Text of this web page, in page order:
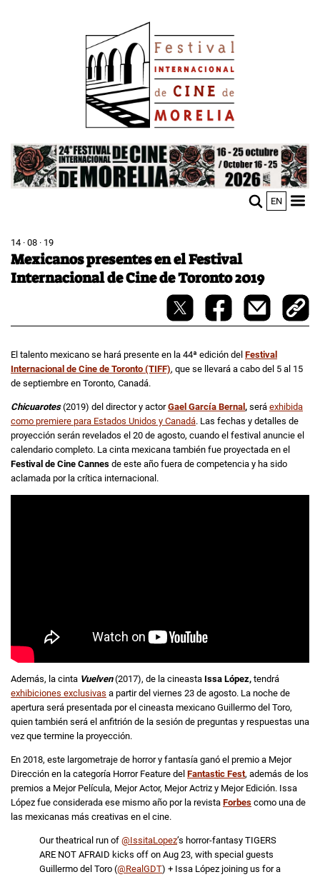
Image
EN
14 · 08 · 19
Mexicanos presentes en el Festival
Internacional de Cine de Toronto 2019
El talento mexicano se hará presente en la 44ª edición del Festival
Internacional de Cine de Toronto (TIFF), que se llevará a cabo del 5 al 15
de septiembre en Toronto, Canadá.
Chicuarotes(2019) del director y actorGael García Bernal , será exhibida
como premiere para Estados Unidos y Canadá. Las fechas y detalles de
proyección serán revelados el 20 de agosto, cuando el festival anuncie el
calendario completo. La cinta mexicana también fue proyectada en el
Festival de Cine Cannes de este año fuera de competencia y ha sido
aclamada por la crítica internacional.
Además, la cinta Vuelven(2017), de la cineasta Issa López, tendrá
exhibiciones exclusivas a partir del viernes 23 de agosto. La noche de
apertura será presentada por el cineasta mexicano Guillermo del Toro,
quien también será el anfitrión de la sesión de preguntas y respuestas una
vez que termine la proyección.
En 2018, este largometraje de horror y fantasía ganó el premio a Mejor
Dirección en la categoría Horror Feature del Fantastic Fest, además de los
premios a Mejor Película, Mejor Actor, Mejor Actriz y Mejor Edición. Issa
López fue considerada ese mismo año por la revista Forbes como una de
las mexicanas más creativas en el cine.
Our theatrical run of @IssitaLopez’s horror-fantasy TIGERS
ARE NOT AFRAID kicks off on Aug 23, with special guests
Guillermo del Toro (@RealGDT) + Issa López joining us for a